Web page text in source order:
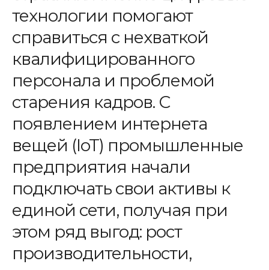
технологии помогают
справиться с нехваткой
квалифицированного
персонала и проблемой
старения кадров. С
появлением интернета
вещей (IoT) промышленные
предприятия начали
подключать свои активы к
единой сети, получая при
этом ряд выгод: рост
производительности,